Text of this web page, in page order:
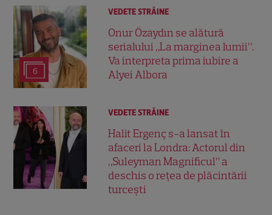
6
VEDETE STRĂINE
Onur Özaydın se alătură
serialului „La marginea lumii”.
Va interpreta prima iubire a
Alyei Albora
VEDETE STRĂINE
Halit Ergenç s-a lansat în
afaceri la Londra: Actorul din
„Suleyman Magnificul” a
deschis o rețea de plăcintării
turcești